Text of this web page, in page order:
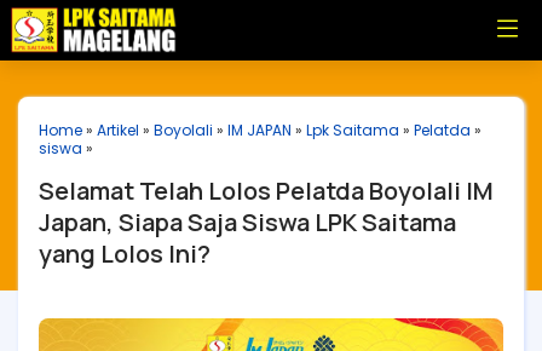
Home» Artikel » Boyolali » IM JAPAN » Lpk Saitama » Pelatda »
siswa »
Selamat Telah Lolos Pelatda Boyolali IM
Japan, Siapa Saja Siswa LPK Saitama
yang Lolos Ini?